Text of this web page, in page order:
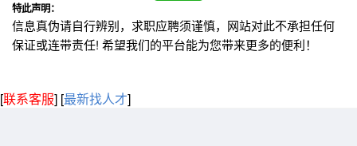
特此声明：
信息真伪请自行辨别，求职应聘须谨慎，网站对此不承担任何
保证或连带责任! 希望我们的平台能为您带来更多的便利！
[联系客服] [最新找人才]